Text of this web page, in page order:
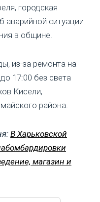
городская
аварийной ситуации
в общине.
из-за ремонта на
17:00 без света
Кисели,
района.
В Харьковской
магазин и